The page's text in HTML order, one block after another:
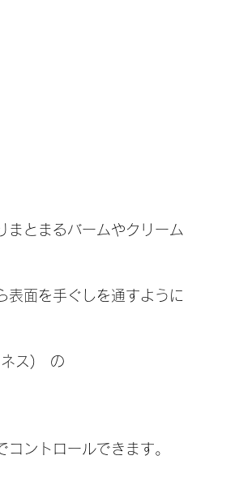
まとまるバームやクリーム
面を手ぐしを通すように
ス)　の
ントロールできます。